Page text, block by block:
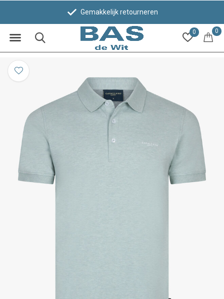
0 0
Gemakkelijk retourneren